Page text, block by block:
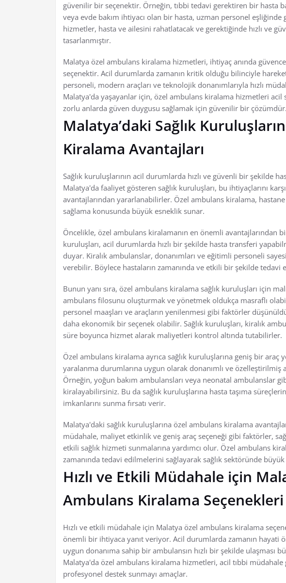
güvenilir bir seçenektir. Örneğin, tıbbi tedavi gerektiren bir hasta
veya evde bakım ihtiyacı olan bir hasta, uzman personel
hizmetler, hasta ve ailesini rahatlatacak ve gerektiğinde hızlı ve
tasarlanmıştır.
Malatya özel ambulans kiralama hizmetleri, ihtiyaç anında
seçenektir. Acil durumlarda zamanın kritik olduğu bilinciyle
personeli, modern araçları ve teknolojik donanımlarıyla hızlı
Malatya'da yaşayanlar için, özel ambulans kiralama hizmetleri acil
zorlu anlarda güven duygusu sağlamak için güvenilir bir çözümdür.
Malatya’daki Sağlık
Kiralama Avantajları
Sağlık kuruluşlarının acil durumlarda hızlı ve güvenli bir şekilde
Malatya'da faaliyet gösteren sağlık kuruluşları, bu ihtiyaçlarını
avantajlarından yararlanabilirler. Özel ambulans kiralama,
sağlama konusunda büyük esneklik sunar.
Öncelikle, özel ambulans kiralamanın en önemli avantajlarından
kuruluşları, acil durumlarda hızlı bir şekilde hasta transferi
duyar. Kiralık ambulanslar, donanımları ve eğitimli personeli
verebilir. Böylece hastaların zamanında ve etkili bir şekilde tedavi
Bunun yanı sıra, özel ambulans kiralama sağlık kuruluşları için
ambulans filosunu oluşturmak ve yönetmek oldukça masraflı
personel maaşları ve araçların yenilenmesi gibi faktörler
daha ekonomik bir seçenek olabilir. Sağlık kuruluşları, kiralık
süre boyunca hizmet alarak maliyetleri kontrol altında tutabilirler.
Özel ambulans kiralama ayrıca sağlık kuruluşlarına geniş bir araç
yaralanma durumlarına uygun olarak donanımlı ve
Örneğin, yoğun bakım ambulansları veya neonatal ambulanslar
kiralayabilirsiniz. Bu da sağlık kuruluşlarına hasta taşıma
imkanlarını sunma fırsatı verir.
Malatya'daki sağlık kuruluşlarına özel ambulans kiralama
müdahale, maliyet etkinlik ve geniş araç seçeneği gibi faktörler,
etkili sağlık hizmeti sunmalarına yardımcı olur. Özel ambulans
zamanında tedavi edilmelerini sağlayarak sağlık sektöründe
Hızlı ve Etkili Müdahale için
Ambulans Kiralama Seçenekleri
Hızlı ve etkili müdahale için Malatya özel ambulans kiralama
önemli bir ihtiyaca yanıt veriyor. Acil durumlarda zamanın hayati
uygun donanıma sahip bir ambulansın hızlı bir şekilde ulaşması
Malatya'da özel ambulans kiralama hizmetleri, acil tıbbi müdahale
profesyonel destek sunmayı amaçlar.